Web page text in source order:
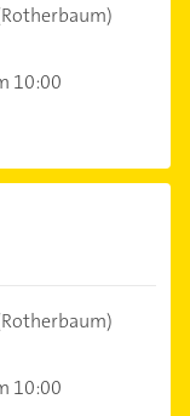
10:00
10:00